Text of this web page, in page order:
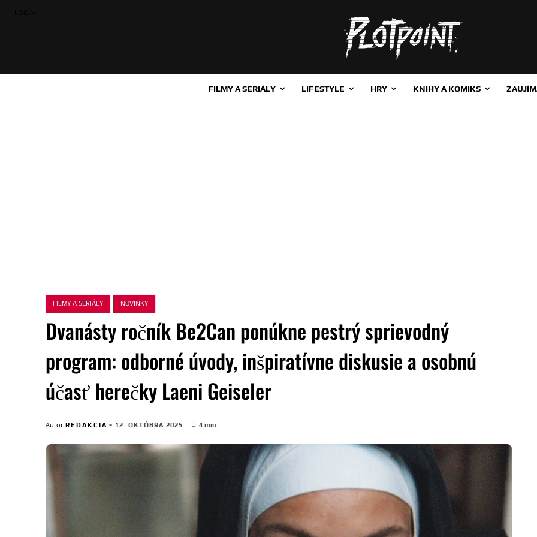
FILMY A SERIÁLY LIFESTYLE HRY KNIHY A KOMIKS
FILMY A SERIÁLY NOVINKY
Dvanásty ročník Be2Can ponúkne pestrý sprievodný
program: odborné úvody, inšpiratívne diskusie a osobnú
účasť herečky Laeni Geiseler
Autor REDAKCIA - 12. OKTÓBRA 2025 4 min.